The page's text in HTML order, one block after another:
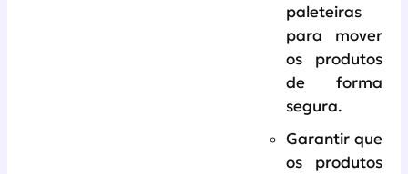
paleteiras
para mover
os produtos
de forma
segura.
Garantir que
os produtos